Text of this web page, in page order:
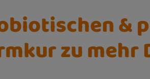
&
zu mehr